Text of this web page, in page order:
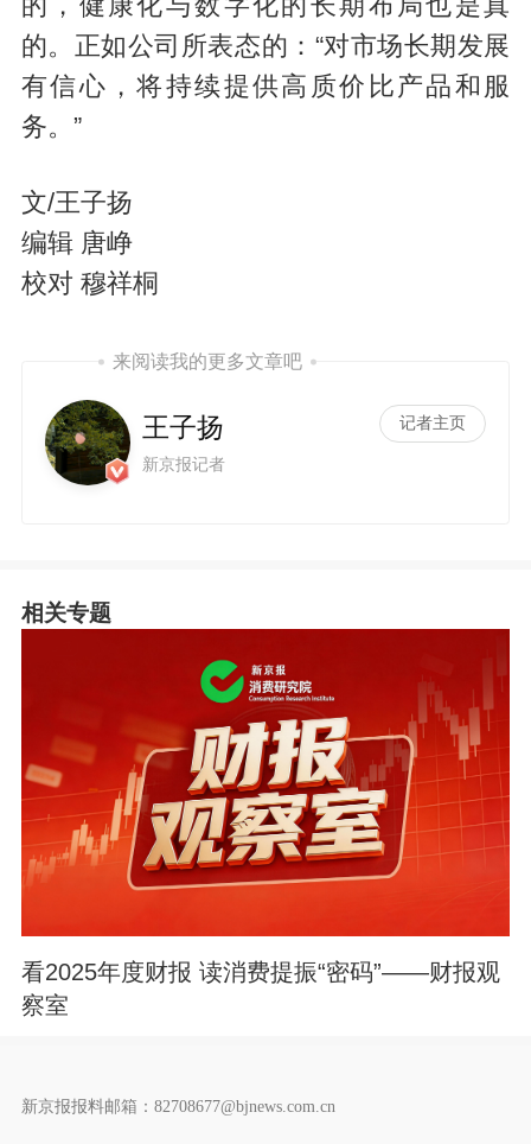
的，健康化与数字化的长期布局也是真
的。正如公司所表态的：“对市场长期发展
有信心，将持续提供高质价比产品和服
务。”
文/王子扬
编辑 唐峥
校对 穆祥桐
来阅读我的更多文章吧
王子扬
新京报记者
记者主页
相关专题
看2025年度财报 读消费提振“密码”——财报观
察室
新京报报料邮箱：82708677@bjnews.com.cn